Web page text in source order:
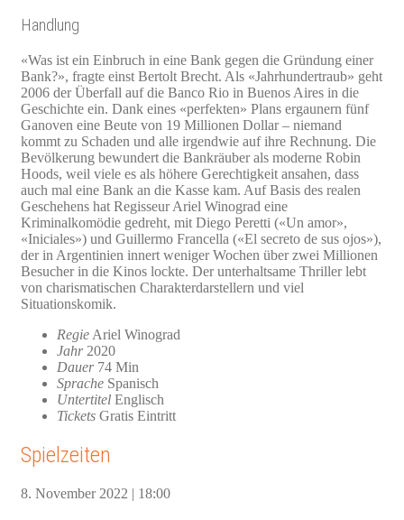
Handlung
«Was ist ein Einbruch in eine Bank gegen die Gründung einer
Bank?», fragte einst Bertolt Brecht. Als «Jahrhundertraub» geht
2006 der Überfall auf die Banco Rio in Buenos Aires in die
Geschichte ein. Dank eines «perfekten» Plans ergaunern fünf
Ganoven eine Beute von 19 Millionen Dollar – niemand
kommt zu Schaden und alle irgendwie auf ihre Rechnung. Die
Bevölkerung bewundert die Bankräuber als moderne Robin
Hoods, weil viele es als höhere Gerechtigkeit ansahen, dass
auch mal eine Bank an die Kasse kam. Auf Basis des realen
Geschehens hat Regisseur Ariel Winograd eine
Kriminalkomödie gedreht, mit Diego Peretti («Un amor»,
«Iniciales») und Guillermo Francella («El secreto de sus ojos»),
der in Argentinien innert weniger Wochen über zwei Millionen
Besucher in die Kinos lockte. Der unterhaltsame Thriller lebt
von charismatischen Charakterdarstellern und viel
Situationskomik.
Regie Ariel Winograd
Jahr2020
Dauer74 Min
Sprache Spanisch
Untertitel Englisch
Tickets Gratis Eintritt
Spielzeiten
8. November 2022 | 18:00